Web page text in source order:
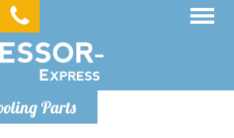
Parts